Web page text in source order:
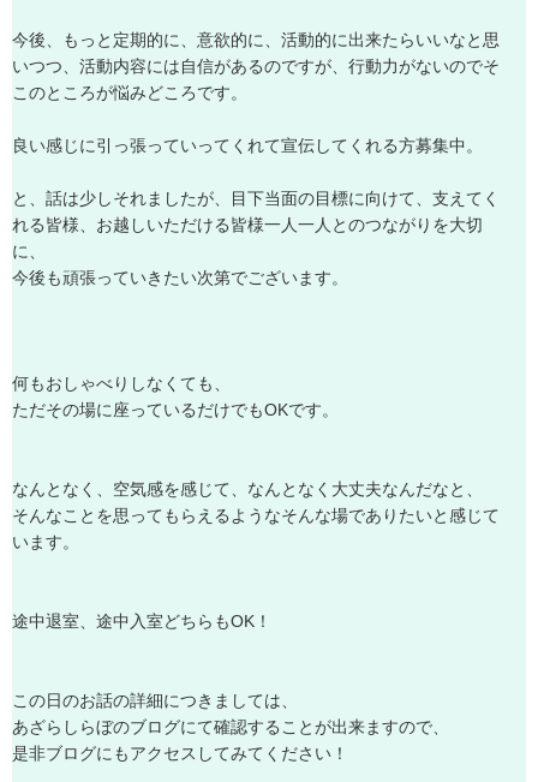
今後、 も っ と 定期的に、 意欲的に、 活動的に出来た らいいなと思
いつつ、 活動内容には自信があるのですが、 行動力がないのでそ
このと こ ろが悩みどこ ろです。
良い感じに引 っ張っていって く れて宣伝して く れる方募集中。
と 、 話は少しそれま したが、 目下当面の目標に向けて、 支え て く
れる皆様、 お越 しいただける皆様一人一人 とのつながり を大切
に、
今後も頑張っていき たい次第でございます。
何もお し ゃべり しな く ても、
ただその場に座っているだけでもOKです。
なんと な く 、 空気感を感じて、 なんと な く 大丈夫なんだなと 、
そんなこ と を思っても ら え るよ う なそんな場であ り たいと感じて
います。
途中退室、 途中 入室どちら もOK ！
この日のお話の詳細につき ま しては、
あざら し らぼのブログにて確認するこ とが出来ますので、
是非ブログにもアクセス してみて く ださ い ！